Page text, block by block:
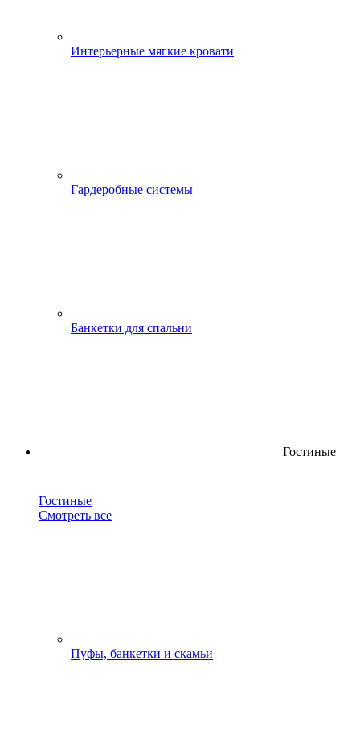
Интерьерные мягкие кровати
Гардеробные системы
Банкетки для спальни
Гостиные
Гостиные
Смотреть все
Пуфы, банкетки и скамьи